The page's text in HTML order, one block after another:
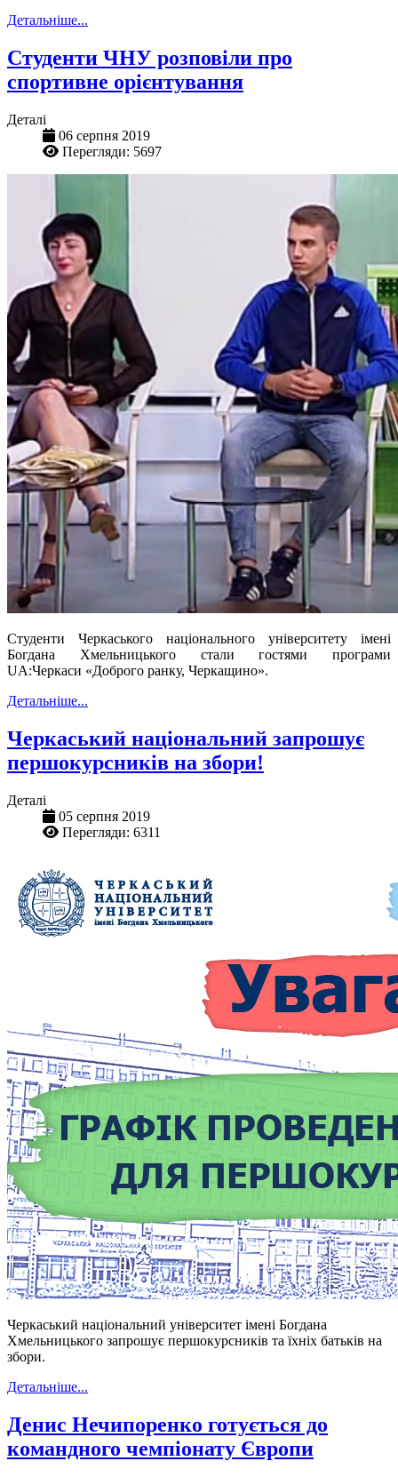
Детальніше...
Студенти ЧНУ розповіли про
спортивне орієнтування
Деталі
06 серпня 2019
Перегляди: 5697
Студенти Черкаського національного університету імені
Богдана Хмельницького стали гостями програми
UA:Черкаси «Доброго ранку, Черкащино».
Детальніше...
Черкаський національний запрошує
першокурсників на збори!
Деталі
05 серпня 2019
Перегляди: 6311
Черкаський національний університет імені Богдана
Хмельницького запрошує першокурсників та їхніх батьків на
збори.
Детальніше...
Денис Нечипоренко готується до
командного чемпіонату Європи